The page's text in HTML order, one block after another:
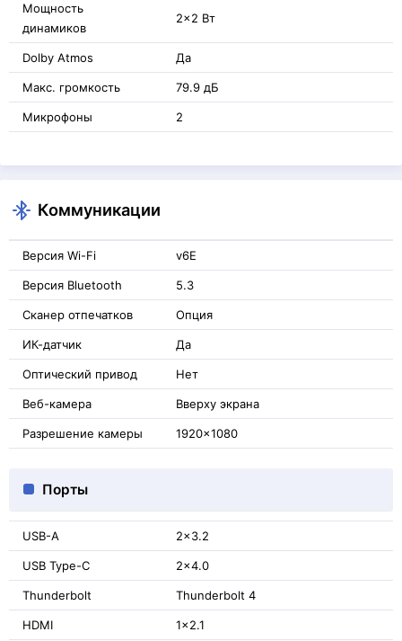
Мощность
динамиков
2x2 Вт
Dolby Atmos Да
Макс. громкость 79.9 дБ
Микрофоны 2
Коммуникации
Версия Wi-Fi v6E
Версия Bluetooth 5.3
Сканер отпечатков Опция
ИК-датчик Да
Оптический привод Нет
Веб-камера Вверху экрана
Разрешение камеры 1920x1080
Порты
USB-A 2x3.2
USB Type-C 2x4.0
Thunderbolt Thunderbolt 4
HDMI 1x2.1